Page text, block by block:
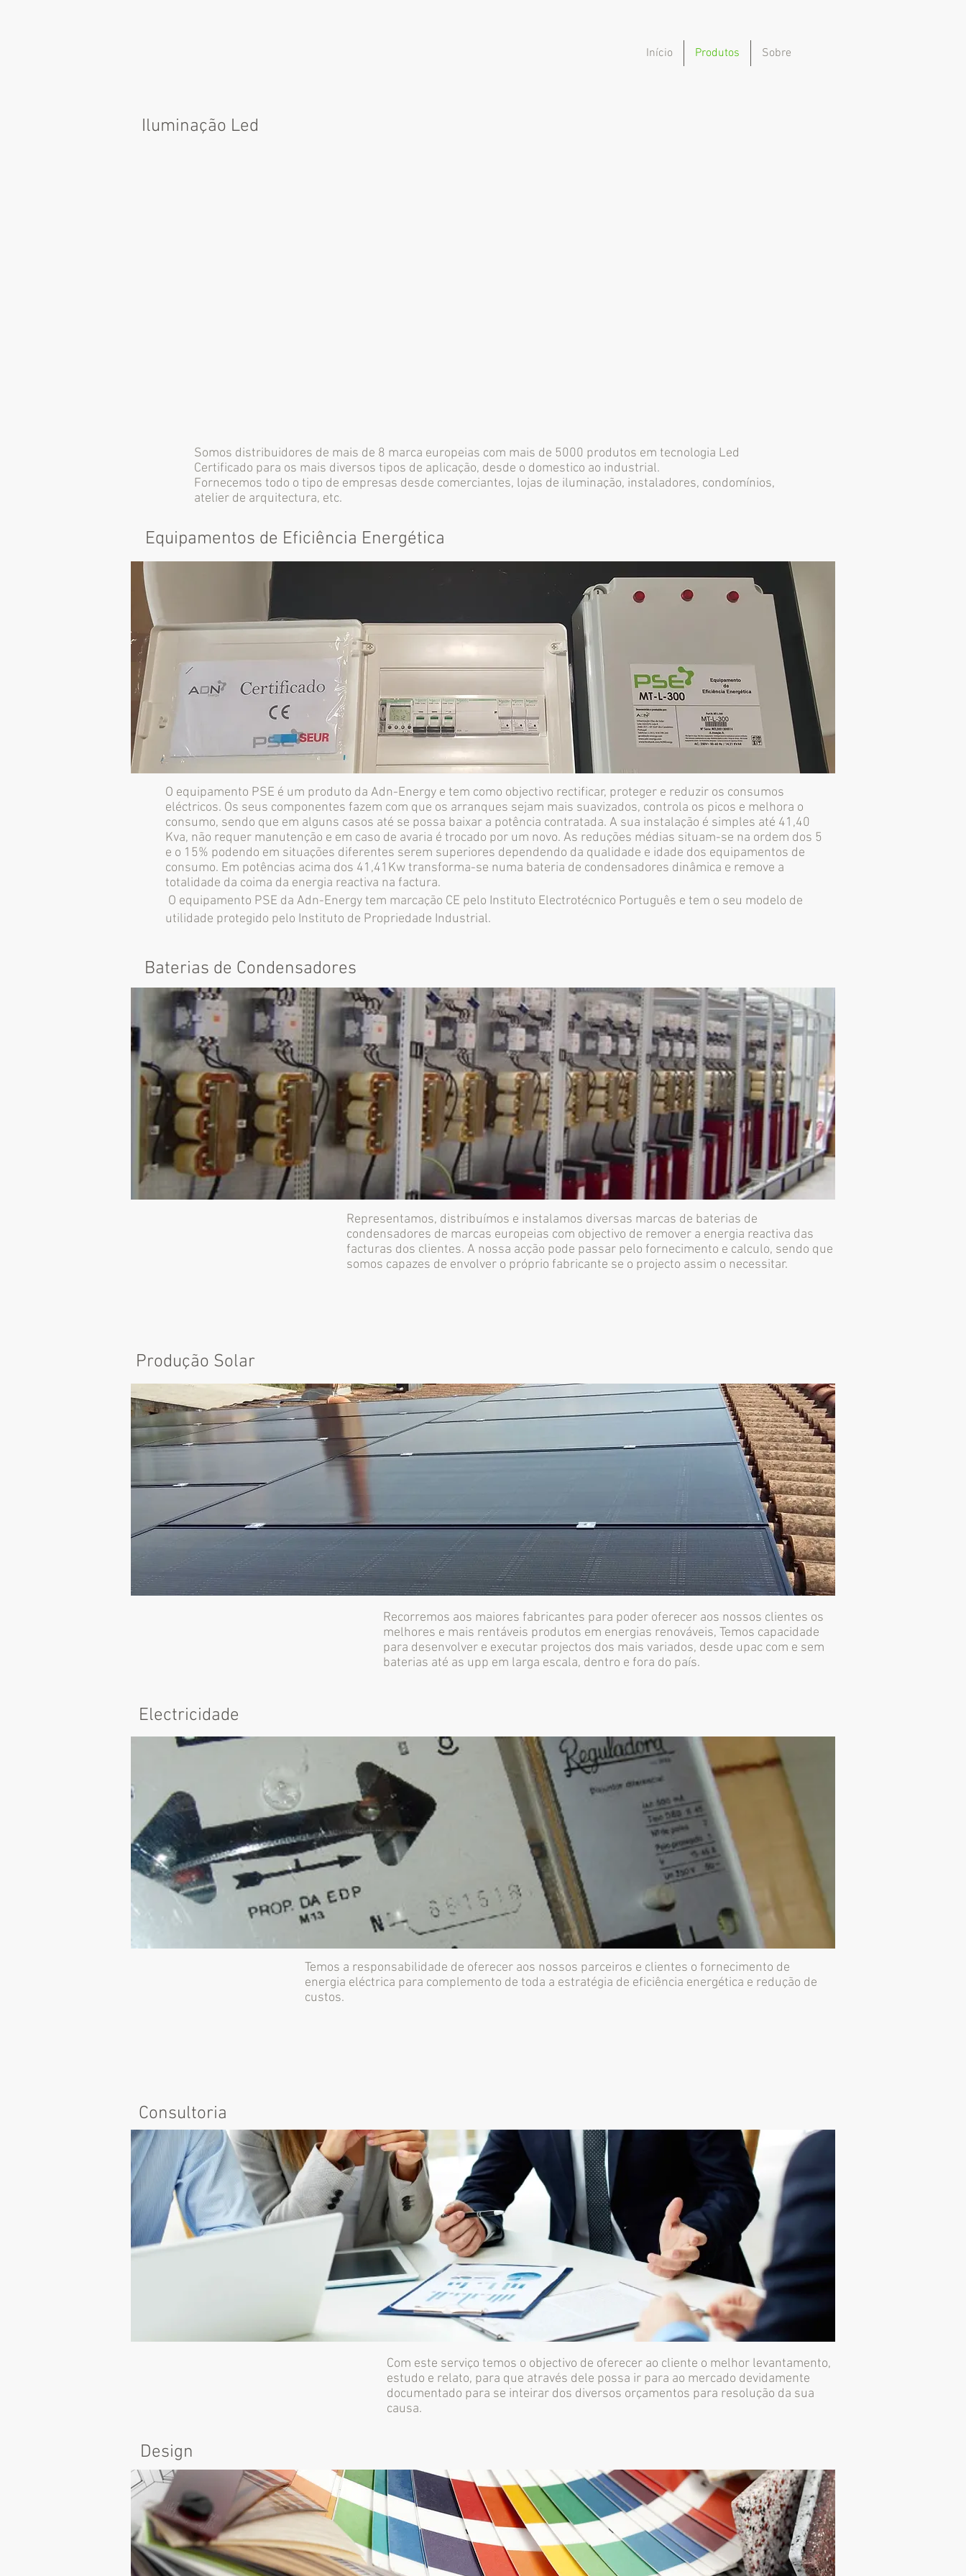
Início Produtos Sobre
Iluminação Led
Somos distribuidores de mais de 8 marca europeias com mais de 5000 produtos em tecnologia Led
Certificado para os mais diversos tipos de aplicação, desde o domestico ao industrial.
Fornecemos todo o tipo de empresas desde comerciantes, lojas de iluminação, instaladores, condomínios,
atelier de arquitectura, etc.
Equipamentos de Eficiência Energética
O equipamento PSE é um produto da Adn-Energy e tem como objectivo rectificar, proteger e reduzir os consumos
eléctricos. Os seus componentes fazem com que os arranques sejam mais suavizados, controla os picos e melhora o
consumo, sendo que em alguns casos até se possa baixar a potência contratada. A sua instalação é simples até 41,40
Kva, não requer manutenção e em caso de avaria é trocado por um novo. As reduções médias situam-se na ordem dos 5
e o 15% podendo em situações diferentes serem superiores dependendo da qualidade e idade dos equipamentos de
consumo. Em potências acima dos 41,41Kw transforma-se numa bateria de condensadores dinâmica e remove a
totalidade da coima da energia reactiva na factura.
O equipamento PSE da Adn-Energy tem marcação CE pelo Instituto Electrotécnico Português e tem o seu modelo de
utilidade protegido pelo Instituto de Propriedade Industrial.
Baterias de Condensadores
Representamos, distribuímos e instalamos diversas marcas de baterias de
condensadores de marcas europeias com objectivo de remover a energia reactiva das
facturas dos clientes. A nossa acção pode passar pelo fornecimento e calculo, sendo que
somos capazes de envolver o próprio fabricante se o projecto assim o necessitar.
Produção Solar
Recorremos aos maiores fabricantes para poder oferecer aos nossos clientes os
melhores e mais rentáveis produtos em energias renováveis, Temos capacidade
para desenvolver e executar projectos dos mais variados, desde upac com e sem
baterias até as upp em larga escala, dentro e fora do país.
Electricidade
Temos a responsabilidade de oferecer aos nossos parceiros e clientes o fornecimento de
energia eléctrica para complemento de toda a estratégia de eficiência energética e redução de
custos.
Consultoria
Com este serviço temos o objectivo de oferecer ao cliente o melhor levantamento,
estudo e relato, para que através dele possa ir para ao mercado devidamente
documentado para se inteirar dos diversos orçamentos para resolução da sua
causa.
Design